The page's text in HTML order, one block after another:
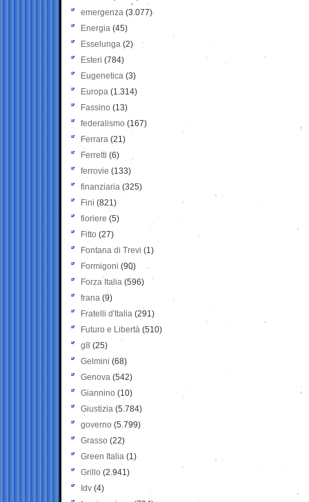
emergenza (3.077)
Energia (45)
Esselunga (2)
Esteri (784)
Eugenetica (3)
Europa (1.314)
Fassino (13)
federalismo (167)
Ferrara (21)
Ferretti (6)
ferrovie (133)
finanziaria (325)
Fini (821)
fioriere (5)
Fitto (27)
Fontana di Trevi (1)
Formigoni (90)
Forza Italia (596)
frana (9)
Fratelli d'Italia (291)
Futuro e Libertà (510)
g8 (25)
Gelmini (68)
Genova (542)
Giannino (10)
Giustizia (5.784)
governo (5.799)
Grasso (22)
Green Italia (1)
Grillo (2.941)
Idv (4)